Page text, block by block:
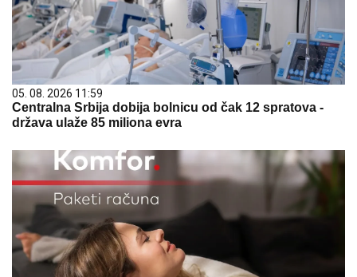
05. 08. 2026 11:59
Centralna Srbija dobija bolnicu od čak 12 spratova -
država ulaže 85 miliona evra